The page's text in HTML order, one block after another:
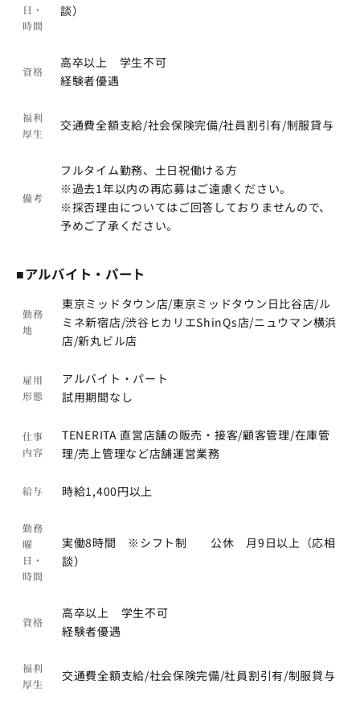
日・
時間
談）
資格
高卒以上 学生不可
経験者優遇
福利
厚生
交通費全額支給/社会保険完備/社員割引有/制服貸与
備考
フルタイム勤務、土日祝働ける方
※過去1年以内の再応募はご遠慮ください。
※採否理由についてはご回答しておりませんので、
予めご了承ください。
■アルバイト・パート
勤務
地
東京ミッドタウン店/東京ミッドタウン日比谷店/ル
ミネ新宿店/渋谷ヒカリエShinQs店/ニュウマン横浜
店/新丸ビル店
雇用
形態
アルバイト・パート
試用期間なし
仕事
内容
TENERITA 直営店舗の販売・接客/顧客管理/在庫管
理/売上管理など店舗運営業務
給与 時給1,400円以上
勤務
曜
日・
時間
実働8時間 ※シフト制 公休 月9日以上（応相
談）
資格
高卒以上 学生不可
経験者優遇
福利
厚生
交通費全額支給/社会保険完備/社員割引有/制服貸与